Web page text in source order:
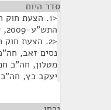
סדר היום
<1. הצעת
התש"ע-2009, של חברי הכנסת אילן גילאון, ניצן הורוביץ (פ/1917).>
נסים זאב,
מטלון, חה"כ
יעקב כץ, חה"כ